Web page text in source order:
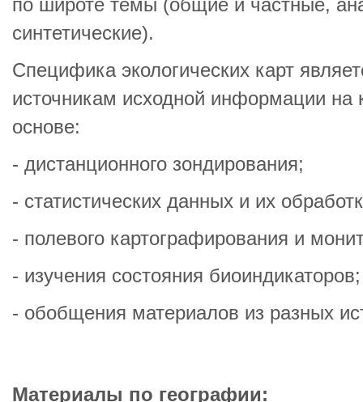
по широте темы (общие и частные,
синтетические).
Специфика экологических карт
источникам исходной информации на
основе:
- дистанционного зондирования;
- статистических данных и их
- полевого картографирования и
- изучения состояния биоиндикаторов;
- обобщения материалов из разных
Материалы по географии: